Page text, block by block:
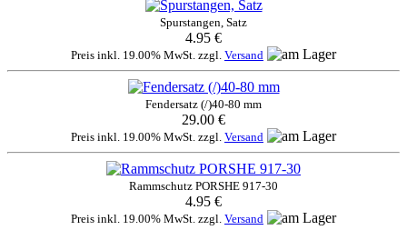
Spurstangen, Satz
4.95 €
Preis inkl. 19.00% MwSt. zzgl. Versand
Fendersatz (/)40-80 mm
29.00 €
Preis inkl. 19.00% MwSt. zzgl. Versand
Rammschutz PORSHE 917-30
4.95 €
Preis inkl. 19.00% MwSt. zzgl. Versand